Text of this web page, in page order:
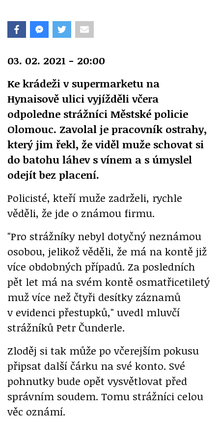
03. 02. 2021 - 20:00
Ke krádeži v supermarketu na
Hynaisově ulici vyjížděli včera
odpoledne strážníci Městské policie
Olomouc. Zavolal je pracovník ostrahy,
který jim řekl, že viděl muže schovat si
do batohu láhev s vínem a s úmyslel
odejít bez placení.
Policisté, kteří muže zadrželi, rychle
věděli, že jde o známou firmu.
"Pro strážníky nebyl dotyčný neznámou
osobou, jelikož věděli, že má na kontě již
více obdobných případů. Za posledních
pět let má na svém kontě osmatřicetiletý
muž více než čtyři desítky záznamů
v evidenci přestupků," uvedl mluvčí
strážníků Petr Čunderle.
Zloděj si tak může po včerejším pokusu
připsat další čárku na své konto. Své
pohnutky bude opět vysvětlovat před
správním soudem. Tomu strážníci celou
věc oznámí.